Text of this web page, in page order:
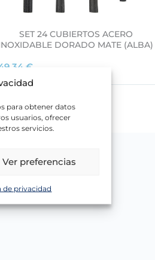
para obtener datos
usuarios, ofrecer
servicios.
Ver preferencias
de privacidad
SET 24 CUBIERTOS ACERO
DORADO MATE (ALBA)
€